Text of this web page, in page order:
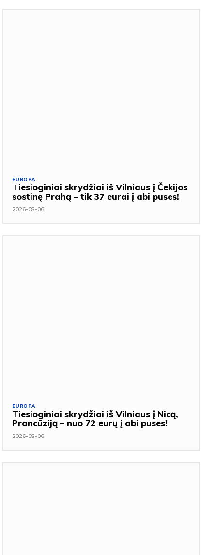
EUROPA
Tiesioginiai skrydžiai iš Vilniaus į Čekijos
sostinę Prahą – tik 37 eurai į abi puses!
2026-08-06
EUROPA
Tiesioginiai skrydžiai iš Vilniaus į Nicą,
Prancūziją – nuo 72 eurų į abi puses!
2026-08-06